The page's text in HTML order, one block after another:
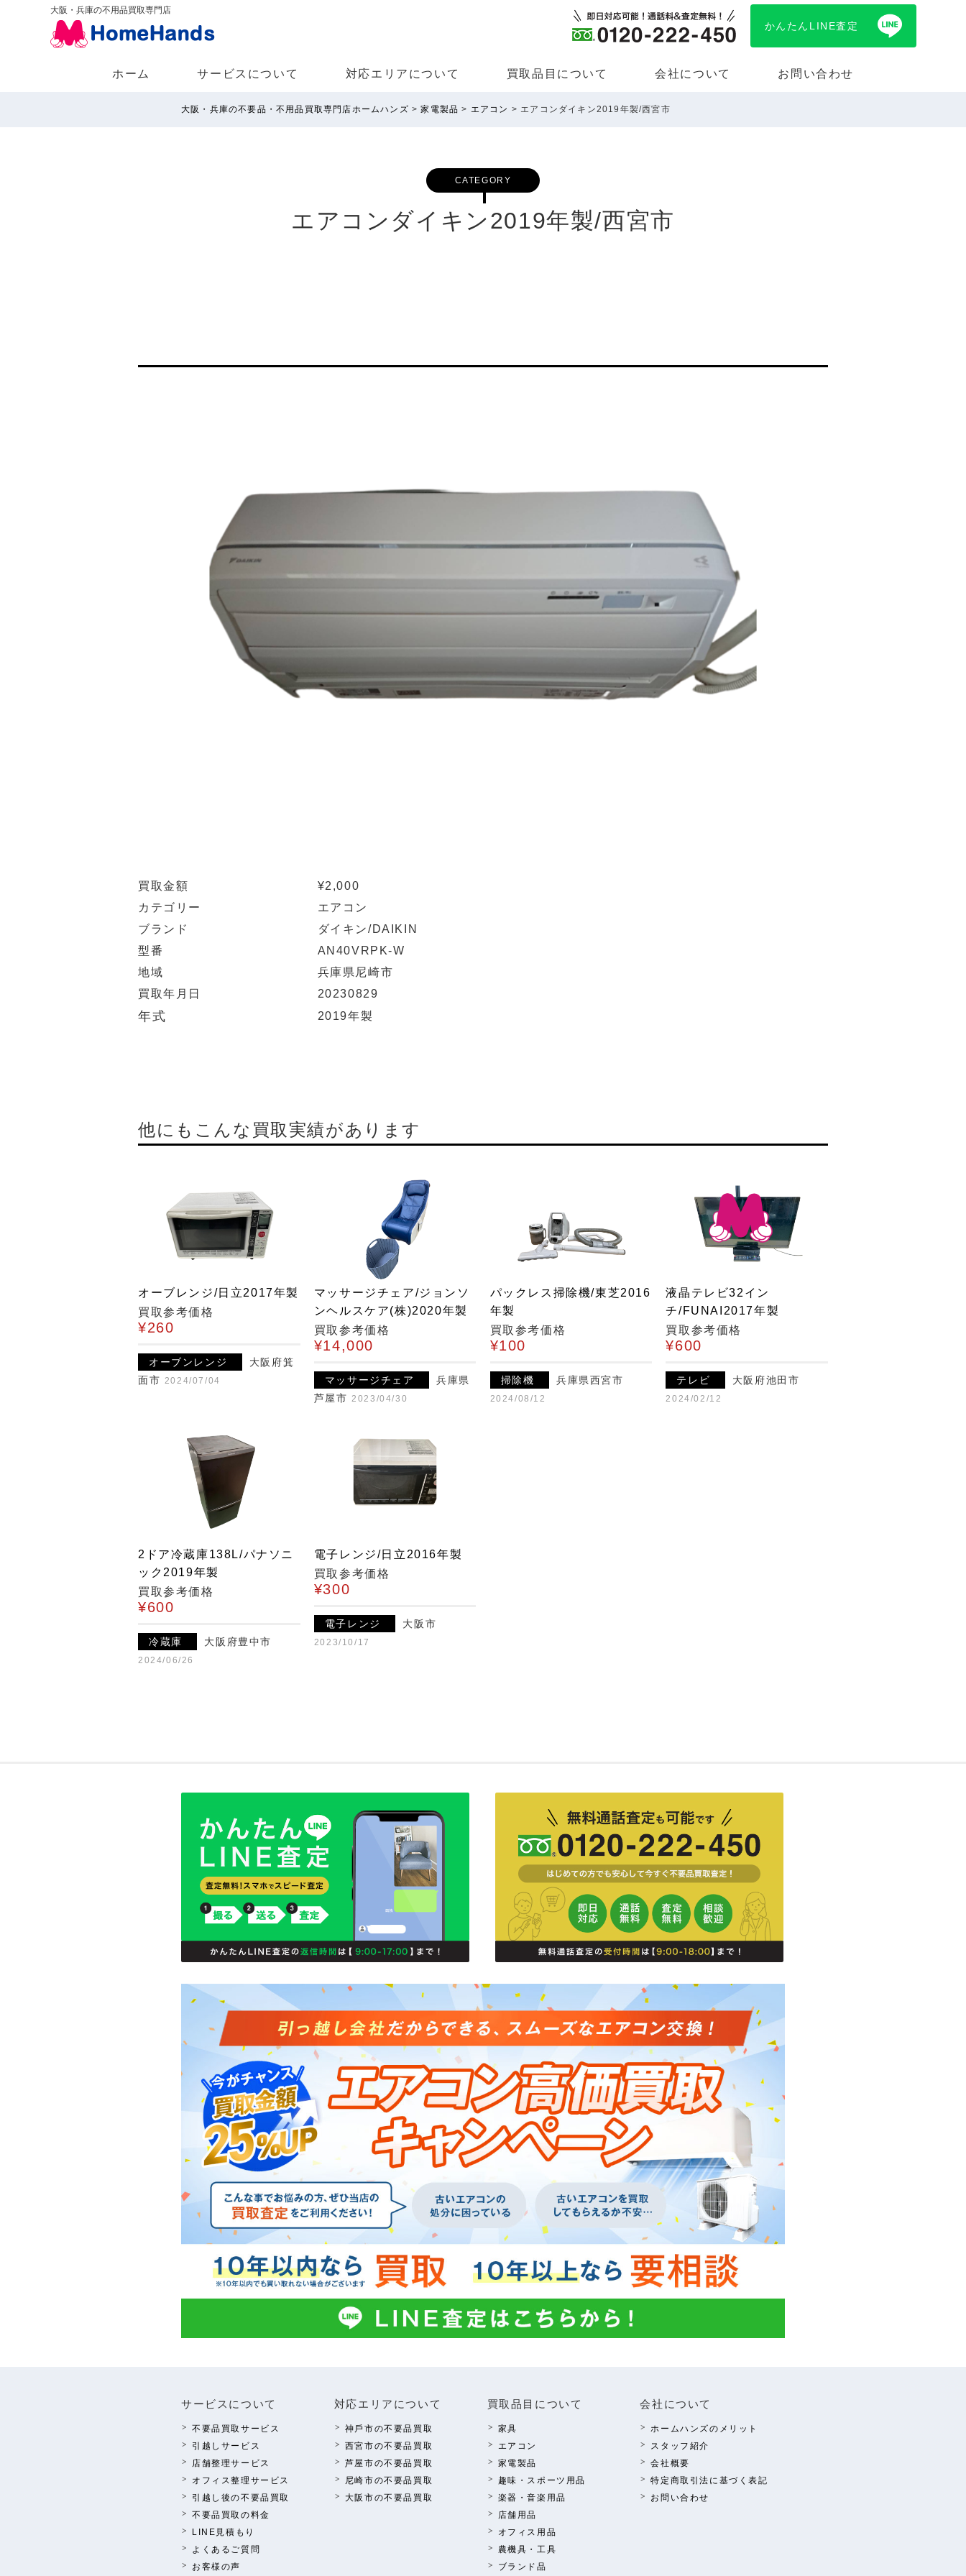
大阪・兵庫の不用品買取専門店
かんたんLINE査定
ホーム サービスについて 対応エリアについて 買取品⽬について 会社について お問い合わせ
大阪・兵庫の不要品・不用品買取専門店ホームハンズ >家電製品 > エアコン > エアコンダイキン2019年製/西宮市
CATEGORY
エアコンダイキン2019年製/西宮市
買取金額
¥2,000
カテゴリー
エアコン
ブランド
ダイキン/DAIKIN
型番
AN40VRPK-W
地域
兵庫県尼崎市
買取年月日
20230829
年式 2019年製
他にもこんな買取実績があります
オーブレンジ/日立2017年製
買取参考価格
¥260
オーブンレンジ
大阪府箕
面市 2024/07/04
マッサージチェア/ジョンソ
ンヘルスケア(株)2020年製
買取参考価格
¥14,000
マッサージチェア
兵庫県
芦屋市 2023/04/30
パックレス掃除機/東芝2016
年製
買取参考価格
¥100
掃除機 兵庫県西宮市
2024/08/12
液晶テレビ32イン
チ/FUNAI2017年製
買取参考価格
¥600
テレビ 大阪府池田市
2024/02/12
2ドア冷蔵庫138L/パナソニ
ック2019年製
買取参考価格
¥600
冷蔵庫 大阪府豊中市
2024/06/26
電子レンジ/日立2016年製
買取参考価格
¥300
電子レンジ 大阪市
2023/10/17
サービスについて
不要品買取サービス
引越しサービス
店舗整理サービス
オフィス整理サービス
引越し後の不要品買取
不要品買取の料⾦
LINE⾒積もり
よくあるご質問
お客様の声
対応エリアについて
神⼾市の不要品買取
西宮市の不要品買取
芦屋市の不要品買取
尼崎市の不要品買取
⼤阪市の不要品買取
買取品⽬について
家具
エアコン
家電製品
趣味・スポーツ⽤品
楽器・⾳楽⽤品
店舗⽤品
オフィス⽤品
農機具・⼯具
ブランド品
会社について
ホームハンズのメリット
スタッフ紹介
会社概要
特定商取引法に基づく表記
お問い合わせ